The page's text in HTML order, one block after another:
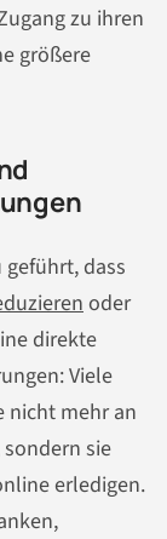
zu ihren
größere
dass
oder
direkte
Viele
nicht mehr an
sie
erledigen.